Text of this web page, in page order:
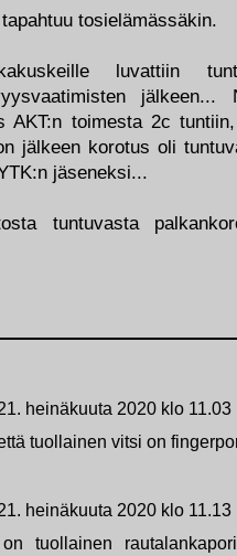
tosielämässäkin.
luvattiin
AKT:n toimesta 2c
jälkeen korotus oli
jäseneksi...
tuntuvasta
heinäkuuta 2020 klo 11.03
tuollainen vitsi on
heinäkuuta 2020 klo 11.13
on tuollainen